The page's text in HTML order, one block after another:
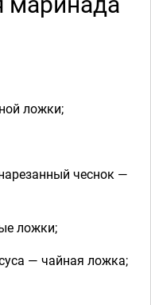
ложки;
чеснок —
ложки;
— чайная ложка;